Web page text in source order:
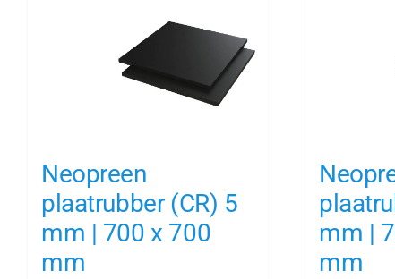
Neopreen
plaatrubber (CR) 5
mm | 700 x 700
mm
mm |
mm